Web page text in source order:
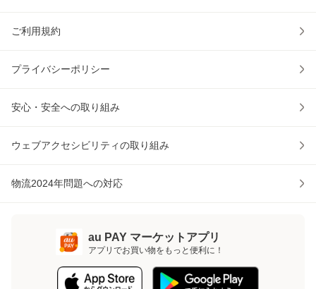
ご利用規約
プライバシーポリシー
安心・安全への取り組み
ウェブアクセシビリティの取り組み
物流2024年問題への対応
au PAY マーケットアプリ
アプリでお買い物をもっと便利に！